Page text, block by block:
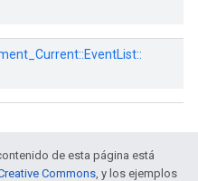
EventList::
de esta página está
Commons, y los ejemplos